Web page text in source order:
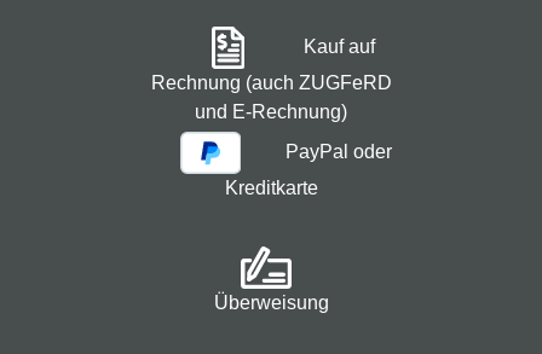
Kauf auf
Rechnung (auch ZUGFeRD
und E-Rechnung)
PayPal oder
Kreditkarte
Überweisung